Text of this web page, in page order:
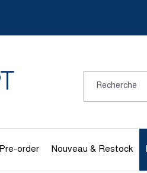
Pre-order Nouveau & Restock